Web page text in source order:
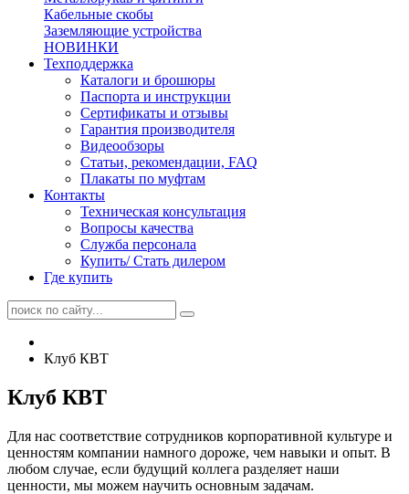
Кабельные скобы
Заземляющие устройства
НОВИНКИ
Техподдержка
Каталоги и брошюры
Паспорта и инструкции
Сертификаты и отзывы
Гарантия производителя
Видеообзоры
Статьи, рекомендации, FAQ
Плакаты по муфтам
Контакты
Техническая консультация
Вопросы качества
Служба персонала
Купить/ Стать дилером
Где купить
Клуб КВТ
Клуб КВТ
Для нас соответствие сотрудников корпоративной культуре и
ценностям компании намного дороже, чем навыки и опыт. В
любом случае, если будущий коллега разделяет наши
ценности, мы можем научить основным задачам.